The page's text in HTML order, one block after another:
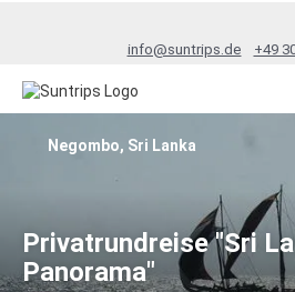
info@suntrips.de +49
Privatrundreise "Sri
Panorama"
Negombo, Sri Lanka